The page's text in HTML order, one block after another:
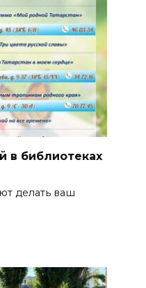
в библиотеках
делать ваш